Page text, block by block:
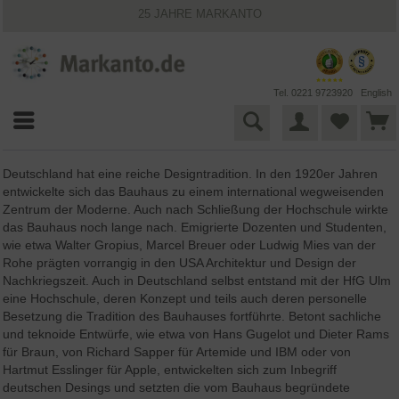
25 JAHRE MARKANTO
VIELFÄLTIGE ZAHLUNGSMÖGLICHKEITEN
Tel. 0221 9723920 English
Deutschland hat eine reiche Designtradition. In den 1920er Jahren
entwickelte sich das Bauhaus zu einem international wegweisenden
Zentrum der Moderne. Auch nach Schließung der Hochschule wirkte
das Bauhaus noch lange nach. Emigrierte Dozenten und Studenten,
wie etwa Walter Gropius, Marcel Breuer oder Ludwig Mies van der
Rohe prägten vorrangig in den USA Architektur und Design der
Nachkriegszeit. Auch in Deutschland selbst entstand mit der HfG Ulm
eine Hochschule, deren Konzept und teils auch deren personelle
Besetzung die Tradition des Bauhauses fortführte. Betont sachliche
und teknoide Entwürfe, wie etwa von Hans Gugelot und Dieter Rams
für Braun, von Richard Sapper für Artemide und IBM oder von
Hartmut Esslinger für Apple, entwickelten sich zum Inbegriff
deutschen Desings und setzten die vom Bauhaus begründete